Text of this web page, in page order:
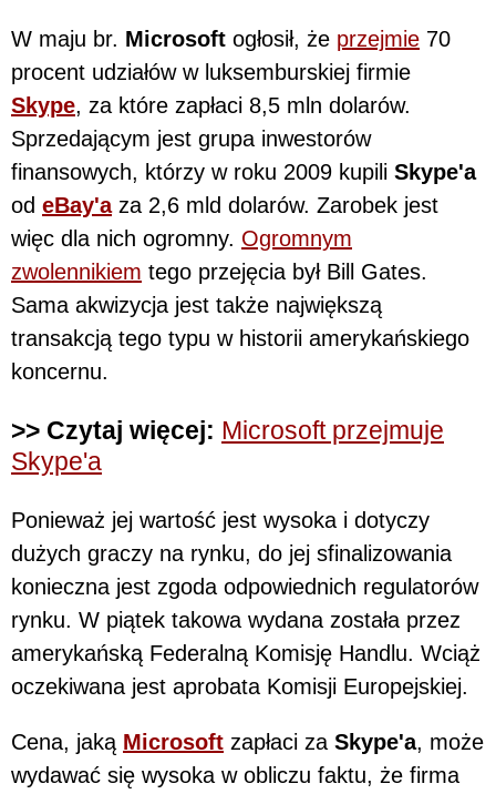
W maju br. Microsoft ogłosił, że przejmie 70
procent udziałów w luksemburskiej firmie
Skype, za które zapłaci 8,5 mln dolarów.
Sprzedającym jest grupa inwestorów
finansowych, którzy w roku 2009 kupili Skype'a
od eBay'aza 2,6 mld dolarów. Zarobek jest
więc dla nich ogromny. Ogromnym
zwolennikiem tego przejęcia był Bill Gates.
Sama akwizycja jest także największą
transakcją tego typu w historii amerykańskiego
koncernu.
>> Czytaj więcej: Microsoft przejmuje
Skype'a
Ponieważ jej wartość jest wysoka i dotyczy
dużych graczy na rynku, do jej sfinalizowania
konieczna jest zgoda odpowiednich regulatorów
rynku. W piątek takowa wydana została przez
amerykańską Federalną Komisję Handlu. Wciąż
oczekiwana jest aprobata Komisji Europejskiej.
Cena, jaką Microsoft zapłaci za Skype'a, może
wydawać się wysoka w obliczu faktu, że firma